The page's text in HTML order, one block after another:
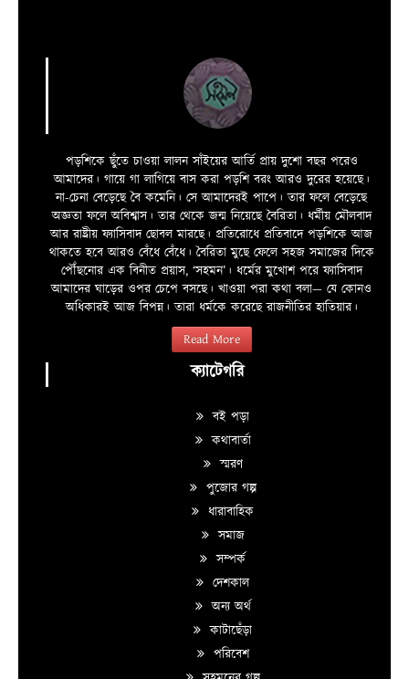
পড়শিকে ছুঁতে চাওয়া লালন সাঁইয়ের আর্তি প্রায় দুশো বছর পরেও
আমাদের। গায়ে গা লাগিয়ে বাস করা পড়শি বরং আরও দুরের হয়েছে।
না-চেনা বেড়েছে বৈ কমেনি। সে আমাদেরই পাপে। তার ফলে বেড়েছে
অজ্ঞতা ফলে অবিশ্বাস। তার থেকে জন্ম নিয়েছে বৈরিতা। ধর্মীয় মৌলবাদ
আর রাষ্ট্রীয় ফ্যাসিবাদ ছোবল মারছে। প্রতিরোধে প্রতিবাদে পড়শিকে আজ
থাকতে হবে আরও বেঁধে বেঁধে। বৈরিতা মুছে ফেলে সহজ সমাজের দিকে
পৌঁছনোর এক বিনীত প্রয়াস, ‘সহমন’। ধর্মের মুখোশ পরে ফ্যাসিবাদ
আমাদের ঘাড়ের ওপর চেপে বসছে। খাওয়া পরা কথা বলা—­­ যে কোনও
অধিকারই আজ বিপন্ন। তারা ধর্মকে করেছে রাজনীতির হাতিয়ার।
Read More
ক্যাটেগরি
বই পড়া
কথাবার্তা
স্মরণ
পুজোর গল্প
ধারাবাহিক
সমাজ
সম্পর্ক
দেশকাল
অন্য অর্থ
কাটাছেঁড়া
পরিবেশ